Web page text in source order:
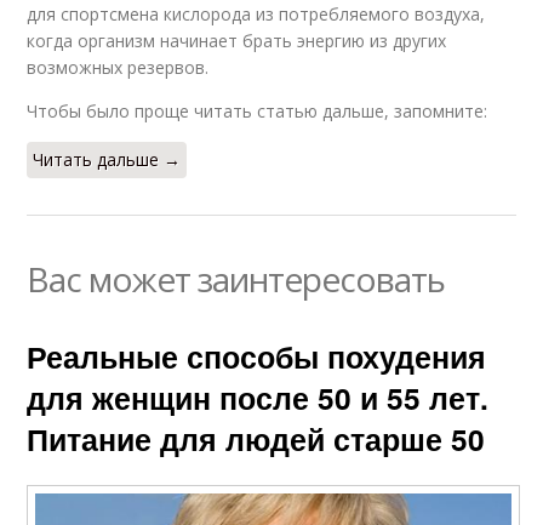
для спортсмена кислорода из потребляемого воздуха,
когда организм начинает брать энергию из других
возможных резервов.
Чтобы было проще читать статью дальше, запомните:
Читать дальше →
Вас может заинтересовать
Реальные способы похудения
для женщин после 50 и 55 лет.
Питание для людей старше 50